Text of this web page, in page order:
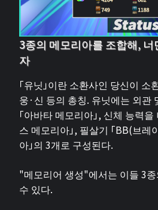
3종의 메모리아를 조합해,
자
「유닛」이란 소환사인 당신이
웅·신 등의 총칭. 유닛에는 외관
「아바타 메모리아」, 신체 능력
스 메모리아」, 필살기 「BB(브
아」의 3개로 구성된다.
"메모리어 생성"에서는 이들 3
수 있다.